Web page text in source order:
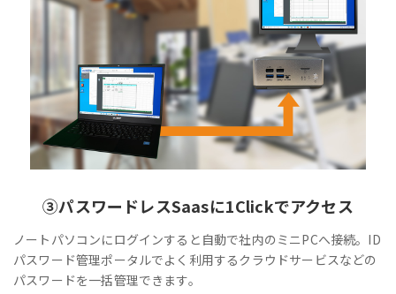
③パスワードレスSaasに1Clickでアクセス
ノートパソコンにログインすると自動で社内のミニPCへ接続。ID
パスワード管理ポータルでよく利用するクラウドサービスなどの
パスワードを一括管理できます。